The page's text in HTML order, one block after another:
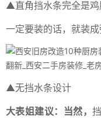
▲直角挡水条完全是鸡
一定要装的话，就装成
▲无挡水条设计
大表姐建议：当然，